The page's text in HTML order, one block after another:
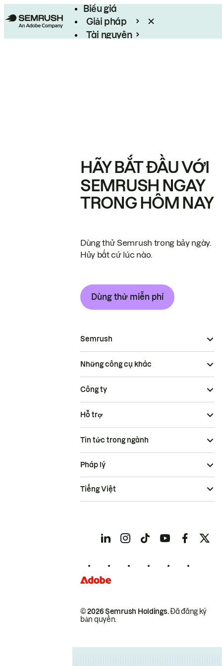
Biểu giá
Giải pháp
Tài nguyên
HÃY BẮT ĐẦU VỚI
SEMRUSH NGAY
TRONG HÔM NAY
Dùng thử Semrush trong bảy ngày.
Hủy bất cứ lúc nào.
Dùng thử miễn phí
Semrush
Những công cụ khác
Công ty
Hỗ trợ
Tin tức trong ngành
© 2026 Semrush Holdings.Đã đăng ký
bản quyền.
Pháp lý
Tiếng Việt